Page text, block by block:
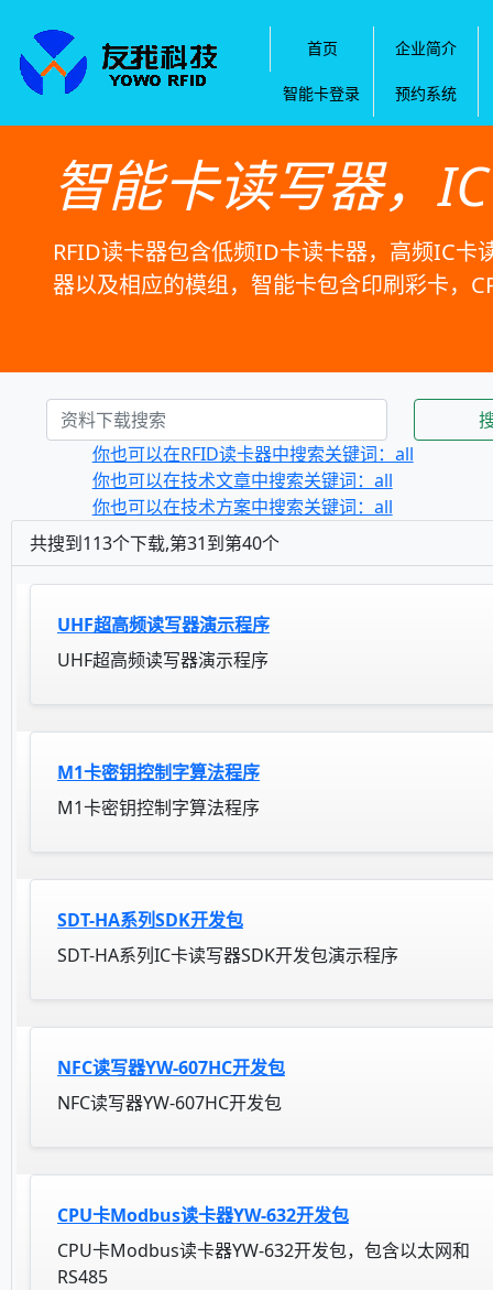
首页 企业简介
智能卡登录 预约系统
智能卡读写器，
RFID读卡器包含低频ID卡读卡器，高频IC卡
器以及相应的模组，智能卡包含印刷彩卡，
你也可以在RFID读卡器中搜索关键词：all
你也可以在技术文章中搜索关键词：all
你也可以在技术方案中搜索关键词：all
共搜到113个下载,第31到第40个
UHF超高频读写器演示程序
UHF超高频读写器演示程序
M1卡密钥控制字算法程序
M1卡密钥控制字算法程序
SDT-HA系列SDK开发包
SDT-HA系列IC卡读写器SDK开发包演示程序
NFC读写器YW-607HC开发包
NFC读写器YW-607HC开发包
CPU卡Modbus读卡器YW-632开发包
CPU卡Modbus读卡器YW-632开发包，包含以太网和
RS485